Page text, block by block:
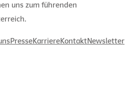
uns zum führenden
PresseKarriereKontaktNewsletter